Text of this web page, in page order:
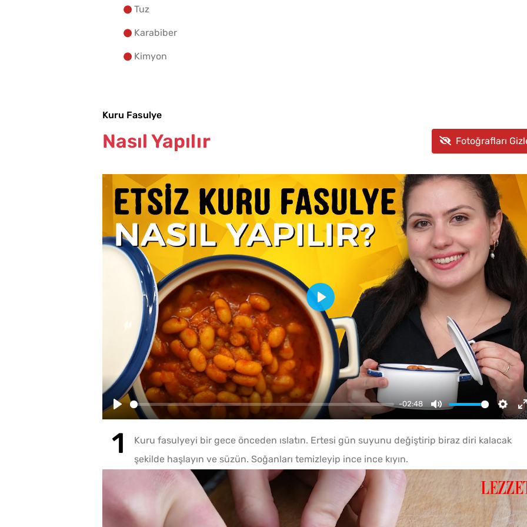
Tuz
Karabiber
Kimyon
Kuru Fasulye
Nasıl Yapılır Fotoğrafları
Play
-02:48
Mute
Play
Kuru fasulyeyi bir gece önceden ıslatın. Ertesi gün suyunu değiştirip biraz diri kalacak
şekilde haşlayın ve süzün. Soğanları temizleyip ince ince kıyın.